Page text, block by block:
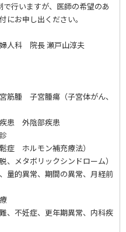
行いますが、医師の希望のあ
にお申し出ください。
人科 院長 瀬戸山淳夫
筋腫 子宮腫瘍（子宮体がん、
患 外陰部疾患
症 ホルモン補充療法）
、メタボリックシンドローム）
量的異常、期間の異常、月経前
、不妊症、更年期異常、内科疾